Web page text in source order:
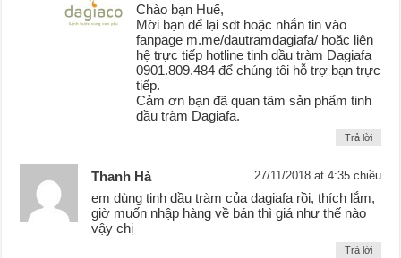
Chào bạn Huế,
Mời bạn để lại sđt hoặc nhắn tin vào
fanpage m.me/dautramdagiafa/ hoặc liên
hệ trực tiếp hotline tinh dầu tràm Dagiafa
0901.809.484 để chúng tôi hỗ trợ bạn trực
tiếp.
Cảm ơn bạn đã quan tâm sản phẩm tinh
dầu tràm Dagiafa.
Trả lời
Thanh Hà 27/11/2018 at 4:35 chiều
em dùng tinh dầu tràm của dagiafa rồi, thích lắm,
giờ muốn nhập hàng về bán thì giá như thế nào
vậy chị
Trả lời